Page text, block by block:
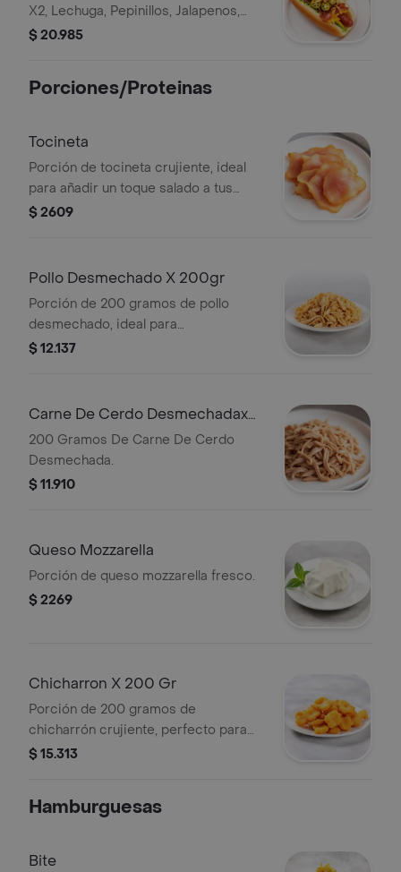
X2, Lechuga, Pepinillos, Jalapenos,
Cebolla Caramelizada, Ripio De Papa,
$ 20.985
Porciones/Proteinas
Tocineta
Porción de tocineta crujiente, ideal
para añadir un toque salado a tus
platillos.
$ 2609
Pollo Desmechado X 200gr
Porción de 200 gramos de pollo
desmechado, ideal para
complementar tus platillos favoritos.
$ 12.137
Carne De Cerdo Desmechadax
200 Gr
200 Gramos De Carne De Cerdo
Desmechada.
$ 11.910
Queso Mozzarella
Porción de queso mozzarella fresco.
$ 2269
Chicharron X 200 Gr
Porción de 200 gramos de
chicharrón crujiente, perfecto para
acompañar tus platillos.
$ 15.313
Hamburguesas
Bite